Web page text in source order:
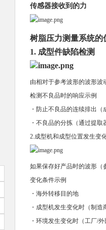
传感器接收到的力
树脂压力测量系统的
1. 成型件缺陷检测
由相对于参考波形的波形
检测不良品时的响应示例
・防止不良品的连续排出（
・不良品的分拣（通过提取
2.成型机和成型位置发生变
如果保存好产品时的波形（
变化条件示例
・海外转移目的地
・成型机发生变化时（制
・环境发生变化时（工厂/